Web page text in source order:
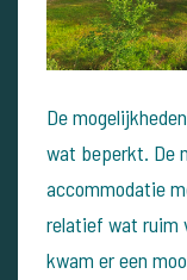
De
wat beperkt. De
accommodatie
relatief wat ruim
kwam er een